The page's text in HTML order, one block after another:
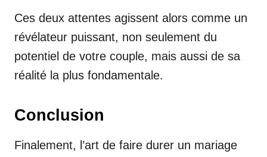
Ces deux attentes agissent alors comme un
révélateur puissant, non seulement du
potentiel de votre couple, mais aussi de sa
réalité la plus fondamentale.
Conclusion
Finalement, l’art de faire durer un mariage